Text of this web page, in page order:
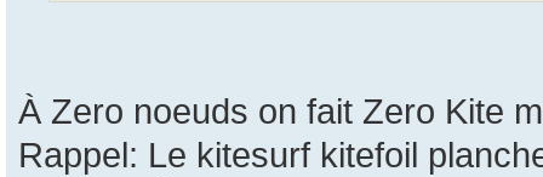
À Zero noeuds on fait Zero Kite
Rappel: Le kitesurf kitefoil